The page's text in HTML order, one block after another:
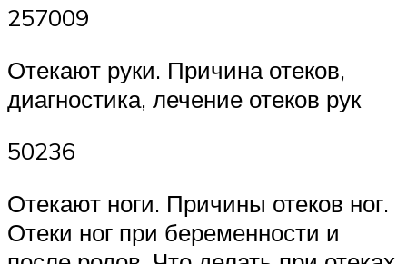
257009
Отекают руки. Причина отеков,
диагностика, лечение отеков рук
50236
Отекают ноги. Причины отеков ног.
Отеки ног при беременности и